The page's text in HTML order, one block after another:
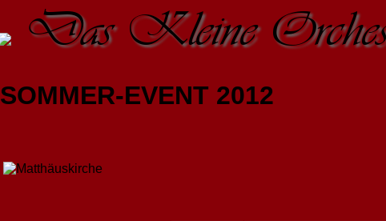
Das Kleine
SOMMER-EVENT 2012